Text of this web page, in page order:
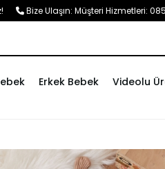
Bize Ulaşın: Müşteri Hizmetleri:
Erkek Bebek Videolu